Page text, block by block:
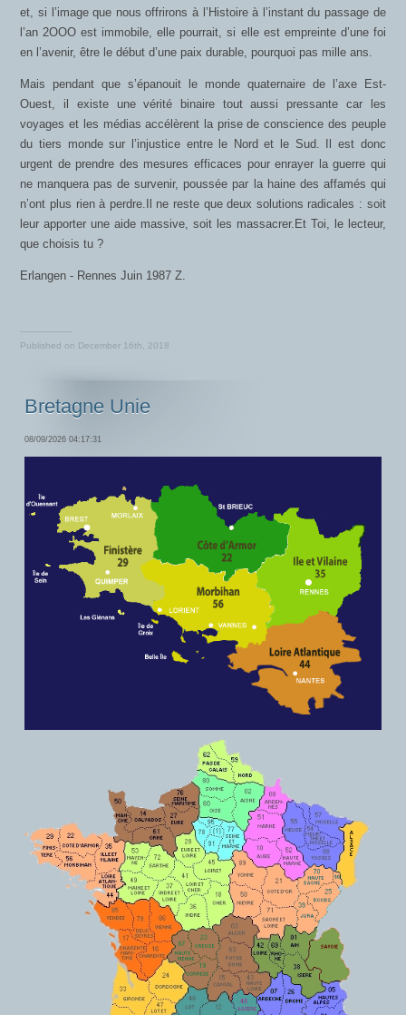
et, si l’image que nous offrirons à l’Histoire à l’instant du passage de
l’an 2OOO est immobile, elle pourrait, si elle est empreinte d’une foi
en l’avenir, être le début d’une paix durable, pourquoi pas mille ans.
Mais pendant que s’épanouit le monde quaternaire de l’axe Est-
Ouest, il existe une vérité binaire tout aussi pressante car les
voyages et les médias accélèrent la prise de conscience des peuple
du tiers monde sur l’injustice entre le Nord et le Sud. Il est donc
urgent de prendre des mesures efficaces pour enrayer la guerre qui
ne manquera pas de survenir, poussée par la haine des affamés qui
n’ont plus rien à perdre.Il ne reste que deux solutions radicales : soit
leur apporter une aide massive, soit les massacrer.Et Toi, le lecteur,
que choisis tu ?
Erlangen - Rennes Juin 1987 Z.
Published on December 16th, 2018
Bretagne Unie
08/09/2026 04:17:31